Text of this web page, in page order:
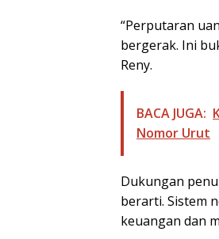
“Perputaran
bergerak. Ini
Reny.
BACA JUGA:
Nomor Urut
Dukungan
berarti. Sistem
keuangan dan